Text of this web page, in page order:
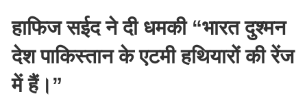
हाफिज सईद ने दी धमकी “भारत दुश्मन
देश पाकिस्तान के एटमी हथियारों की रेंज
में हैं।”